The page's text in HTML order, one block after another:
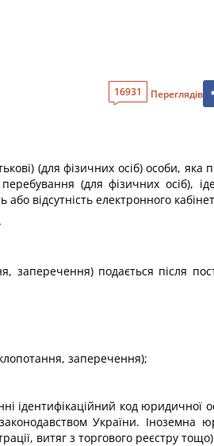
16931 Переглядів
(для фізичних осіб) особи,
(для фізичних осіб),
відсутність електронного
заперечення) подається після
заперечення);
ідентифікаційний код
України.
витяг з торгового реєстру